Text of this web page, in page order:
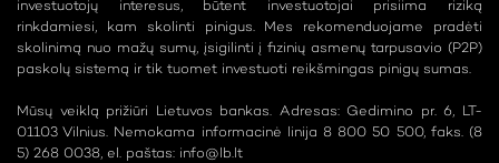
investuotojų interesus, būtent investuotojai prisiima riziką
rinkdamiesi, kam skolinti pinigus. Mes rekomenduojame pradėti
skolinimą nuo mažų sumų, įsigilinti į fizinių asmenų tarpusavio (P2P)
paskolų sistemą ir tik tuomet investuoti reikšmingas pinigų sumas.
Mūsų veiklą prižiūri Lietuvos bankas. Adresas: Gedimino pr. 6, LT-
01103 Vilnius. Nemokama informacinė linija 8 800 50 500, faks. (8
5) 268 0038, el. paštas: info@lb.lt